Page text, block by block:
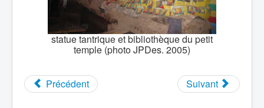
statue tantrique et bibliothèque du petit
temple (photo JPDes. 2005)
Précédent Suivant